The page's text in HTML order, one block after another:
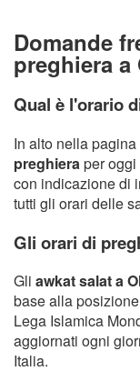
Domande
preghiera a
Qual è l'orario
In alto nella
preghieraper oggi
con indicazione di
tutti gli orari delle
Gli orari di
Gli awkat salat a
base alla
Lega Islamica
aggiornati ogni
Italia.